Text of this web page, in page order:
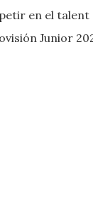
en el talent
Junior